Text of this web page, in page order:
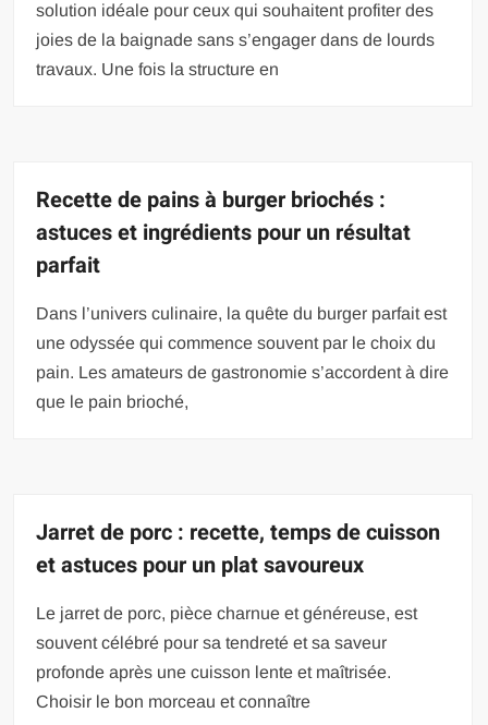
solution idéale pour ceux qui souhaitent profiter des
joies de la baignade sans s’engager dans de lourds
travaux. Une fois la structure en
Recette de pains à burger briochés :
astuces et ingrédients pour un résultat
parfait
Dans l’univers culinaire, la quête du burger parfait est
une odyssée qui commence souvent par le choix du
pain. Les amateurs de gastronomie s’accordent à dire
que le pain brioché,
Jarret de porc : recette, temps de cuisson
et astuces pour un plat savoureux
Le jarret de porc, pièce charnue et généreuse, est
souvent célébré pour sa tendreté et sa saveur
profonde après une cuisson lente et maîtrisée.
Choisir le bon morceau et connaître